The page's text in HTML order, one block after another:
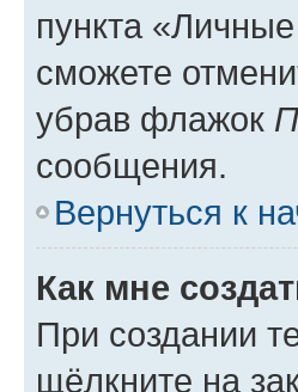
пункта
сможете
убрав флажок
сообщения.
Вернуться к
Как мне
При создании
щёлкните на